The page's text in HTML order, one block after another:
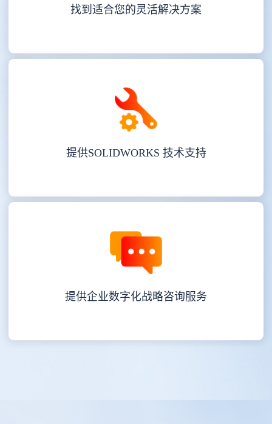
找到适合您的灵活解决方案
提供SOLIDWORKS 技术支持
提供企业数字化战略咨询服务